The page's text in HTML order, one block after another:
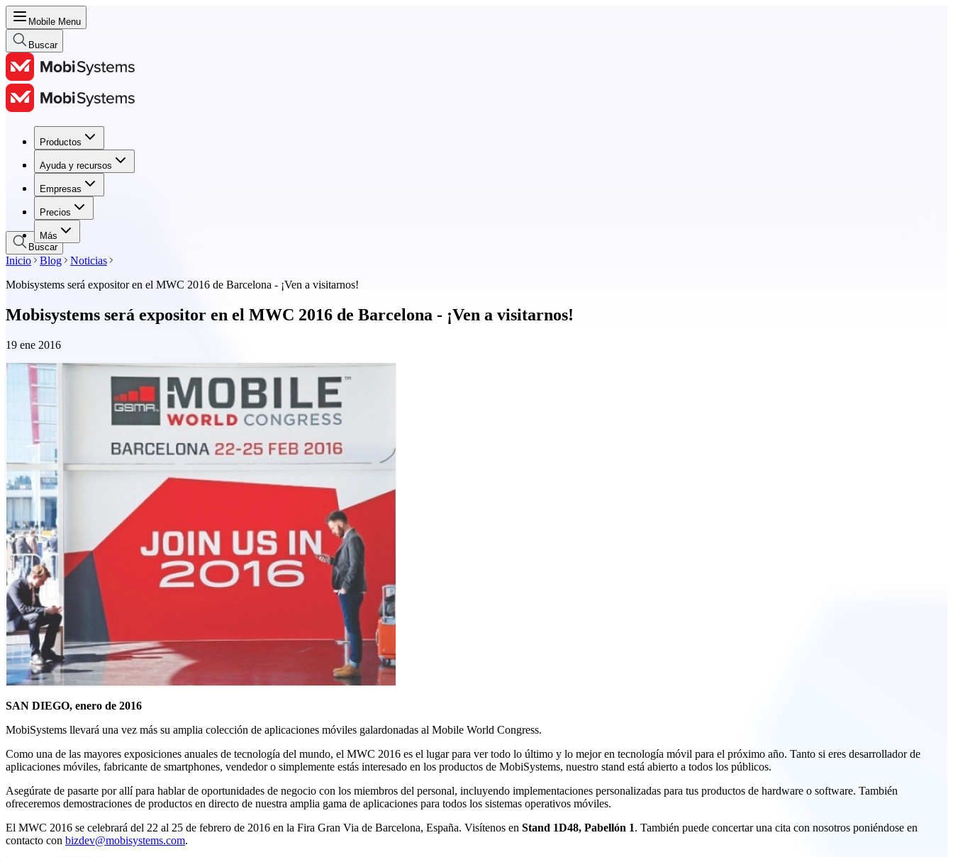
Mobile Menu
Buscar
Productos
Ayuda y recursos
Empresas
Precios
Más
Productos
Ayuda y recursos
Empresas
Precios
Buscar
Inicio Blog
Noticias
Mobisystems será expositor en el MWC 2016 de Barcelona - ¡Ven a visitarnos!
Mobisystems será expositor en el MWC 2016 de Barcelona - ¡Ven a visitarnos!
19 ene 2016
SAN DIEGO, enero de 2016
MobiSystems llevará una vez más su amplia colección de aplicaciones móviles galardonadas al Mobile World Congress.
Como una de las mayores exposiciones anuales de tecnología del mundo, el MWC 2016 es el lugar para ver todo lo último y lo mejor en tecnología móvil para el próximo año. Tanto si eres desarrollador de
aplicaciones móviles, fabricante de smartphones, vendedor o simplemente estás interesado en los productos de MobiSystems, nuestro stand está abierto a todos los públicos.
Asegúrate de pasarte por allí para hablar de oportunidades de negocio con los miembros del personal, incluyendo implementaciones personalizadas para tus productos de hardware o software. También
ofreceremos demostraciones de productos en directo de nuestra amplia gama de aplicaciones para todos los sistemas operativos móviles.
El MWC 2016 se celebrará del 22 al 25 de febrero de 2016 en la Fira Gran Via de Barcelona, España. Visítenos en Stand 1D48, Pabellón 1. También puede concertar una cita con nosotros poniéndose en
contacto con bizdev@mobisystems.com.